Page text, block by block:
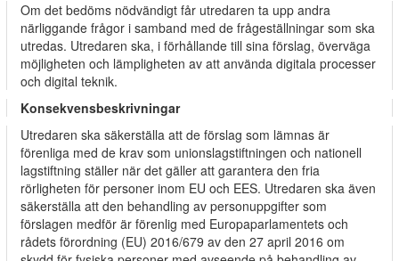
Om det bedöms nödvändigt får utredaren ta upp andra
närliggande frågor i samband med de frågeställningar som ska
utredas. Utredaren ska, i förhållande till sina förslag, överväga
möjligheten och lämpligheten av att använda digitala processer
och digital teknik.
Konsekvensbeskrivningar
Utredaren ska säkerställa att de förslag som lämnas är
förenliga med de krav som unionslagstiftningen och nationell
lagstiftning ställer när det gäller att garantera den fria
rörligheten för personer inom EU och EES. Utredaren ska även
säkerställa att den behandling av personuppgifter som
förslagen medför är förenlig med Europaparlamentets och
rådets förordning (EU) 2016/679 av den 27 april 2016 om